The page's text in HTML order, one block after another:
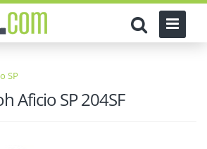
SP
Aficio SP 204SF